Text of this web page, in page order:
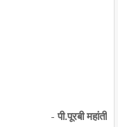
- पी.पूरबी महांती